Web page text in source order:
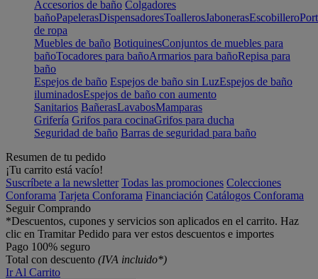
Accesorios de baño Colgadores
bañoPapelerasDispensadoresToallerosJabonerasEscobillero
de ropa
Muebles de baño BotiquinesConjuntos de muebles para
bañoTocadores para bañoArmarios para bañoRepisa para
baño
Espejos de baño Espejos de baño sin LuzEspejos de baño
iluminadosEspejos de baño con aumento
Sanitarios BañerasLavabosMamparas
Grifería Grifos para cocinaGrifos para ducha
Seguridad de baño Barras de seguridad para baño
Resumen de tu pedido
¡Tu carrito está vacío!
Suscríbete a la newsletter Todas las promociones Colecciones
Conforama Tarjeta Conforama Financiación Catálogos Conforama
Seguir Comprando
*Descuentos, cupones y servicios son aplicados en el carrito. Haz
clic en Tramitar Pedido para ver estos descuentos e importes
Pago 100% seguro
Total con descuento (IVA incluido*)
Ir Al Carrito